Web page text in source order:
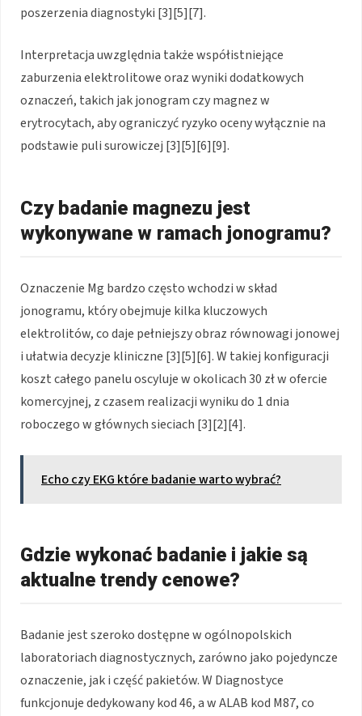
poszerzenia diagnostyki [3][5][7].
Interpretacja uwzględnia także współistniejące
zaburzenia elektrolitowe oraz wyniki dodatkowych
oznaczeń, takich jak jonogram czy magnez w
erytrocytach, aby ograniczyć ryzyko oceny wyłącznie na
podstawie puli surowiczej [3][5][6][9].
Czy badanie magnezu jest
wykonywane w ramach jonogramu?
Oznaczenie Mg bardzo często wchodzi w skład
jonogramu, który obejmuje kilka kluczowych
elektrolitów, co daje pełniejszy obraz równowagi jonowej
i ułatwia decyzje kliniczne [3][5][6]. W takiej konfiguracji
koszt całego panelu oscyluje w okolicach 30 zł w ofercie
komercyjnej, z czasem realizacji wyniku do 1 dnia
roboczego w głównych sieciach [3][2][4].
Echo czy EKG które badanie warto wybrać?
Gdzie wykonać badanie i jakie są
aktualne trendy cenowe?
Badanie jest szeroko dostępne w ogólnopolskich
laboratoriach diagnostycznych, zarówno jako pojedyncze
oznaczenie, jak i część pakietów. W Diagnostyce
funkcjonuje dedykowany kod 46, a w ALAB kod M87, co